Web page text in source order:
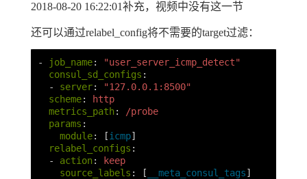
2018-08-20 16:22:01补充，视频中没有这一节
还可以通过relabel_config将不需要的target过滤：
- job_name: "user_server_icmp_detect"
consul_sd_configs :
-
server: "127.0.0.1:8500"
scheme:
http
metrics_path:
/probe
params :
module: [icmp]
relabel_configs :
-
action:
keep
source_labels : [ __meta_consul_tags]